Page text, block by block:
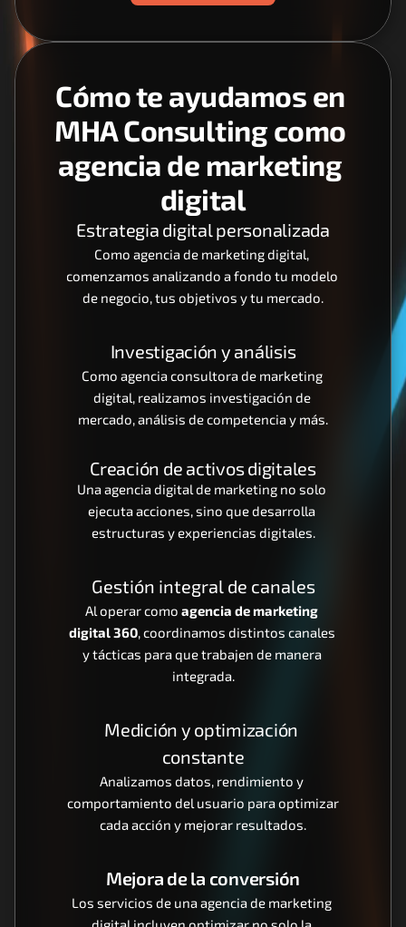
Cómo te ayudamos en
MHA Consulting como
agencia de marketing
digital
Estrategia digital personalizada
Como agencia de marketing digital,
comenzamos analizando a fondo tu modelo
de negocio, tus objetivos y tu mercado.
Investigación y análisis
Como agencia consultora de marketing
digital, realizamos investigación de
mercado, análisis de competencia y más.
Creación de activos digitales
Una agencia digital de marketing no solo
ejecuta acciones, sino que desarrolla
estructuras y experiencias digitales.
Gestión integral de canales
Al operar como agencia de marketing
digital 360, coordinamos distintos canales
y tácticas para que trabajen de manera
integrada.
Medición y optimización
constante
Analizamos datos, rendimiento y
comportamiento del usuario para optimizar
cada acción y mejorar resultados.
Mejora de la conversión
Los servicios de una agencia de marketing